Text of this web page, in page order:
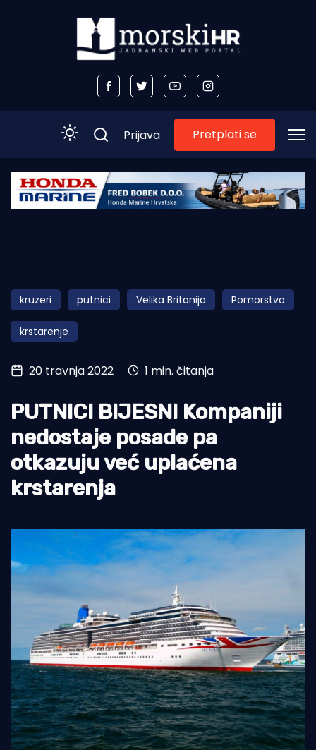
Početna
Obala
Otoci
Turizam i nautika
Pomorstvo
Ekologija
Tradicija i kultura
Prijava Pretplati se
kruzeri putnici Velika Britanija Pomorstvo
krstarenje
20 travnja 2022 1 min. čitanja
PUTNICI BIJESNI Kompaniji
nedostaje posade pa
otkazuju već uplaćena
krstarenja